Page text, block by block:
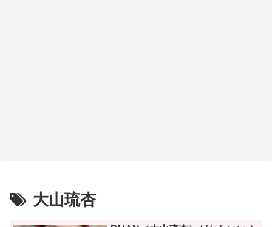
大山琉杏